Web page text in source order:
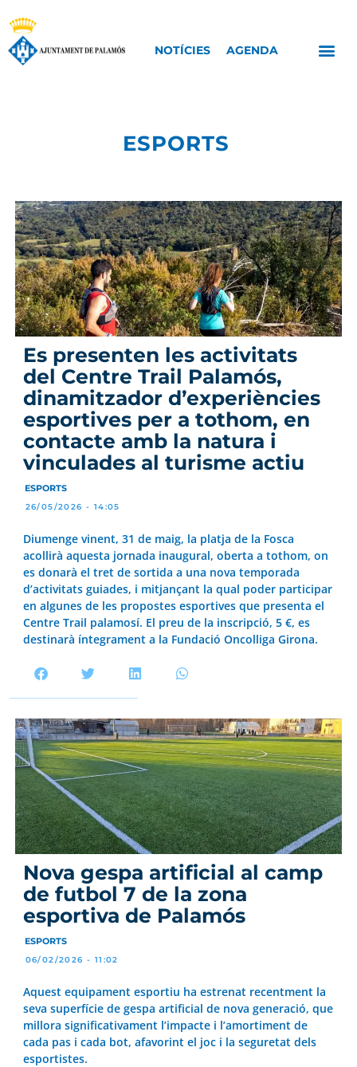
NOTÍCIES AGENDA
ESPORTS
Es presenten les activitats
del Centre Trail Palamós,
dinamitzador d’experiències
esportives per a tothom, en
contacte amb la natura i
vinculades al turisme actiu
ESPORTS
26/05/2026 - 14:05
Diumenge vinent, 31 de maig, la platja de la Fosca
acollirà aquesta jornada inaugural, oberta a tothom, on
es donarà el tret de sortida a una nova temporada
d’activitats guiades, i mitjançant la qual poder participar
en algunes de les propostes esportives que presenta el
Centre Trail palamosí. El preu de la inscripció, 5 €, es
destinarà íntegrament a la Fundació Oncolliga Girona.
Nova gespa artificial al camp
de futbol 7 de la zona
esportiva de Palamós
ESPORTS
06/02/2026 - 11:02
Aquest equipament esportiu ha estrenat recentment la
seva superfície de gespa artificial de nova generació, que
millora significativament l’impacte i l’amortiment de
cada pas i cada bot, afavorint el joc i la seguretat dels
esportistes.